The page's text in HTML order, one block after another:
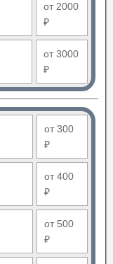
от 2000
₽
от 3000
₽
от 300
₽
от 400
₽
от 500
₽